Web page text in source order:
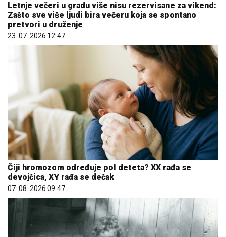
Čiji hromozom određuje pol deteta? XX rađa se
devojčica, XY rađa se dečak
07. 08. 2026 09:47